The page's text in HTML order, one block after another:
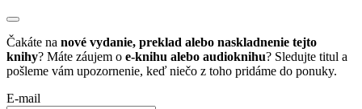
Čakáte na nové vydanie, preklad alebo naskladnenie tejto
knihy? Máte záujem o e-knihu alebo audioknihu? Sledujte titul a
pošleme vám upozornenie, keď niečo z toho pridáme do ponuky.
E-mail